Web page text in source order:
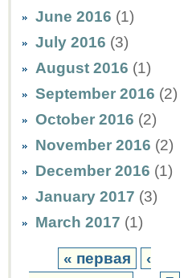
June 2016 (1)
July 2016 (3)
August 2016 (1)
September 2016 (2)
October 2016 (2)
November 2016 (2)
December 2016 (1)
January 2017 (3)
March 2017 (1)
« первая
‹